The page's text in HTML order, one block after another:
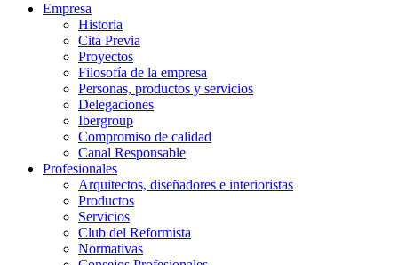
Empresa
Historia
Cita Previa
Proyectos
Filosofía de la empresa
Personas, productos y servicios
Delegaciones
Ibergroup
Compromiso de calidad
Canal Responsable
Profesionales
Arquitectos, diseñadores e interioristas
Productos
Servicios
Club del Reformista
Normativas